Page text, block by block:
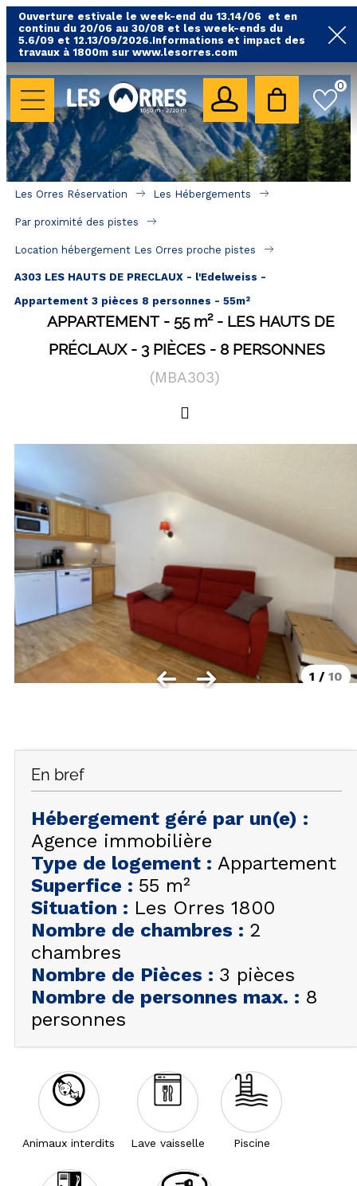
Ouverture estivale le week-end du 13.14/06 et en
continu du 20/06 au 30/08 et les week-ends du
5.6/09 et 12.13/09/2026.Informations et impact des
travaux à 1800m sur www.lesorres.com
0
LES HÉBERGEMENTS
Toutes nos locations
Hébergements avec piscine
Hébergements labellisés qualité
A proximité des remontées mécaniques ( VTT,
Hôtels - Chambres d'Hôtes & SPA
SÉJOURS & BONS PLANS
LOCALISATION
Les Orres 1800 Bois Méan
Les Orres et ses hameaux
VISUALISER LE PLAN DES ORRES
BONS PLANS ACTIVITÉS
Carte Multi activités
Forfaits remontées mécaniques VTT
CONTACT / DEVIS
HIVER
+33 (0)4 92 44 19 17
Les Orres Réservation Les Hébergements
Par proximité des pistes
Location hébergement Les Orres proche pistes
A303 LES HAUTS DE PRECLAUX - l'Edelweiss -
Appartement 3 pièces 8 personnes - 55m²
APPARTEMENT 55 m²
LES HAUTS DE
PRÉCLAUX
3 PIÈCES 8 PERSONNES
(MBA303)
1 / 10
En bref
Hébergement géré par un(e) :
Agence immobilière
Type de logement : Appartement
Superfice : 55 m²
Situation : Les Orres 1800
Nombre de chambres : 2
chambres
Nombre de Pièces : 3 pièces
Nombre de personnes max. : 8
personnes
Animaux interdits Lave vaisselle Piscine